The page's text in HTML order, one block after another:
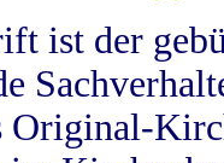
ist der
Original-